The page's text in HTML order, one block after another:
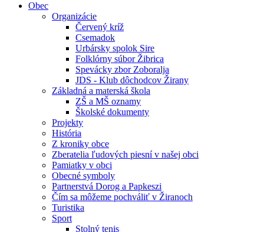
Obec
Organizácie
Červený kríž
Csemadok
Urbársky spolok Sire
Folklórny súbor Žibrica
Spevácky zbor Zoboralja
JDS - Klub dôchodcov Žirany
Základná a materská škola
ZŠ a MŠ oznamy
Školské dokumenty
Projekty
História
Z kroniky obce
Zberatelia ľudových piesní v našej obci
Pamiatky v obci
Obecné symboly
Partnerstvá Dorog a Papkeszi
Čím sa môžeme pochváliť v Žiranoch
Turistika
Sport
Stolný tenis